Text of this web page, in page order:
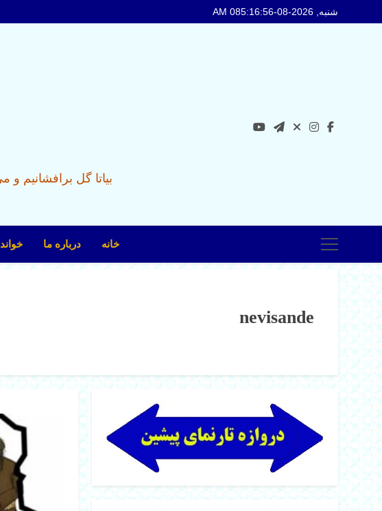
شنبه, 2026-08-08 5:16:58 AM
بیاتا گل برافشانیم
خانه درباره ما
nevisande